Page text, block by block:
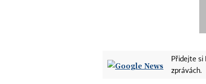
Přidejte si
zprávách.